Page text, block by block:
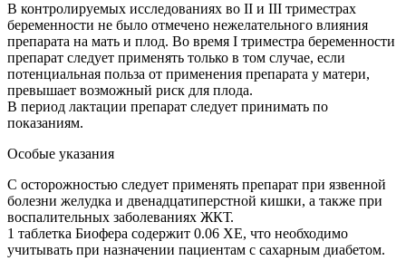
В контролируемых исследованиях во II и III триместрах
беременности не было отмечено нежелательного влияния
препарата на мать и плод. Во время I триместра беременности
препарат следует применять только в том случае, если
потенциальная польза от применения препарата у матери,
превышает возможный риск для плода.
В период лактации препарат следует принимать по
показаниям.
Особые указания
С осторожностью следует применять препарат при язвенной
болезни желудка и двенадцатиперстной кишки, а также при
воспалительных заболеваниях ЖКТ.
1 таблетка Биофера содержит 0.06 ХЕ, что необходимо
учитывать при назначении пациентам с сахарным диабетом.